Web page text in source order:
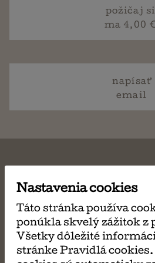
požičaj si
ma 4,00
napísať
email
MÔŽE SA
Nastavenia cookies
Táto stránka používa
ponúkla skvelý zážitok z
Všetky dôležité
stránke Pravidlá